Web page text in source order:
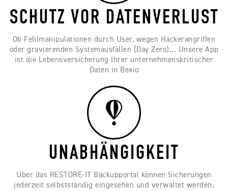
SCHUTZ VOR DATENVERLUST
Ob Fehlmanipulationen durch User, wegen Hackerangriffen
oder gravierenden Systemausfällen (Day Zero)... Unsere App
ist die Lebensversicherung Ihrer unternehmenskritischer
Daten in Bexio
UNABHÄNGIGKEIT
Über das RESTORE-IT Backupportal können Sicherungen
jederzeit selbstständig eingesehen und verwaltet werden.